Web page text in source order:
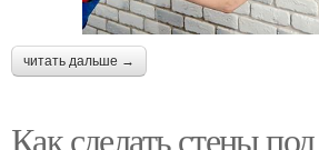
читать дальше →
Как сделать стены